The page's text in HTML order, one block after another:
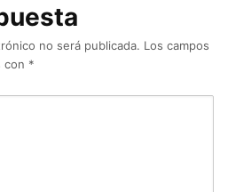
no será publicada. Los campos
con *